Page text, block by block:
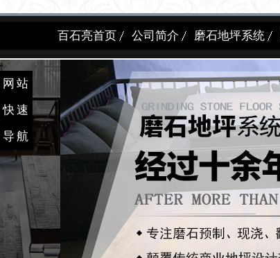
百石亮首页 公司简介 磨石地坪系统
网站
快速
导航